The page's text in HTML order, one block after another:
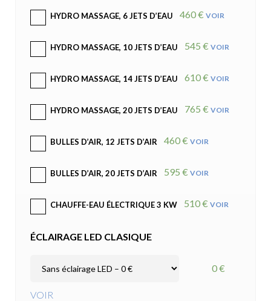
HYDRO MASSAGE, 6 JETS D’EAU 460 € VOIR
HYDRO MASSAGE, 10 JETS D’EAU 545 € VOIR
HYDRO MASSAGE, 14 JETS D’EAU 610 € VOIR
HYDRO MASSAGE, 20 JETS D’EAU 765 € VOIR
BULLES D’AIR, 12 JETS D’AIR 460 € VOIR
BULLES D’AIR, 20 JETS D’AIR 595 € VOIR
CHAUFFE-EAU ÉLECTRIQUE 3 KW 510 € VOIR
ÉCLAIRAGE LED CLASIQUE
0 €
VOIR